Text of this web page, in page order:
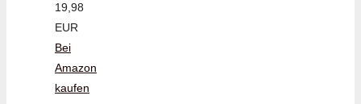
19,98
EUR
Bei
Amazon
kaufen